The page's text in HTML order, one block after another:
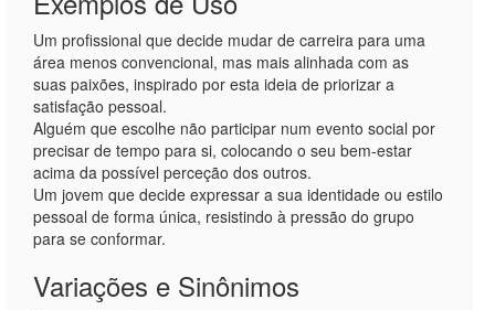
Um profissional que decide mudar de carreira para uma
área menos convencional, mas mais alinhada com as
suas paixões, inspirado por esta ideia de priorizar a
satisfação pessoal.
Alguém que escolhe não participar num evento social por
precisar de tempo para si, colocando o seu bem-estar
acima da possível perceção dos outros.
Um jovem que decide expressar a sua identidade ou estilo
pessoal de forma única, resistindo à pressão do grupo
para se conformar.
Variações e Sinônimos